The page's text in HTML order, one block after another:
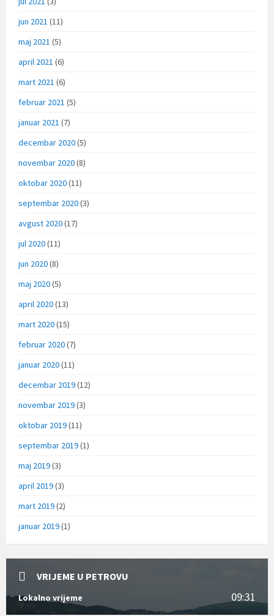
jun 2021 (11)
maj 2021 (5)
april 2021 (6)
mart 2021 (6)
februar 2021 (5)
januar 2021 (7)
decembar 2020(5)
novembar 2020(8)
oktobar 2020(11)
septembar 2020(3)
avgust 2020(17)
jul 2020(11)
jun 2020(8)
maj 2020(5)
april 2020(13)
mart 2020(15)
februar 2020(7)
januar 2020(11)
decembar 2019(12)
novembar 2019(3)
oktobar 2019(11)
septembar 2019(1)
maj 2019(3)
april 2019(3)
mart 2019(2)
januar 2019(1)
VRIJEME U PETROVU
Lokalno vrijeme 09:31